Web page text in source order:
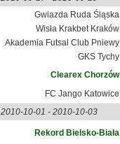
Gwiazda Ruda Śląska
Wisła Krakbet Kraków
Akademia Futsal Club Pniewy
GKS Tychy
Clearex Chorzów
FC Jango Katowice
2010-10-01 - 2010-10-03
Rekord Bielsko-Biała